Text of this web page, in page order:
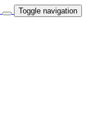
Toggle navigation